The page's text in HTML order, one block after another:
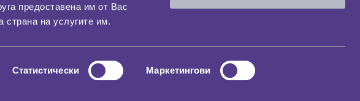
предоставена им от Вас
на услугите им.
Статистически
Маркетингови
НАШИЯТ БЛОГ